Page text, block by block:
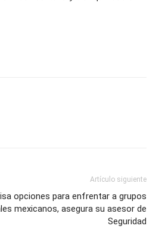
Artículo siguiente
opciones para enfrentar a grupos
mexicanos, asegura su asesor de
Seguridad